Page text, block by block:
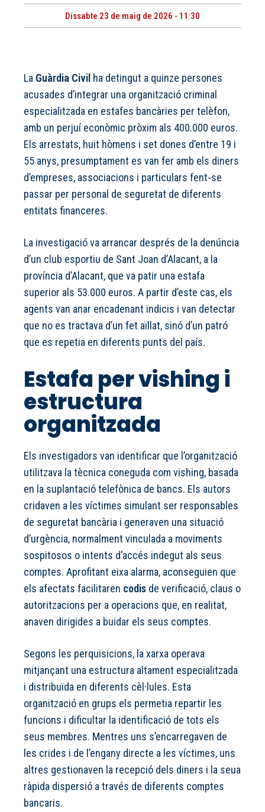
Dissabte 23 de maig de 2026 - 11:30
La Guàrdia Civil ha detingut a quinze persones
acusades d’integrar una organització criminal
especialitzada en estafes bancàries per telèfon,
amb un perjuí econòmic pròxim als 400.000 euros.
Els arrestats, huit hòmens i set dones d’entre 19 i
55 anys, presumptament es van fer amb els diners
d’empreses, associacions i particulars fent-se
passar per personal de seguretat de diferents
entitats financeres.
La investigació va arrancar després de la denúncia
d’un club esportiu de Sant Joan d’Alacant, a la
província d’Alacant, que va patir una estafa
superior als 53.000 euros. A partir d’este cas, els
agents van anar encadenant indicis i van detectar
que no es tractava d’un fet aïllat, sinó d’un patró
que es repetia en diferents punts del país.
Estafa per vishing i
estructura
organitzada
Els investigadors van identificar que l’organització
utilitzava la tècnica coneguda com vishing, basada
en la suplantació telefònica de bancs. Els autors
cridaven a les víctimes simulant ser responsables
de seguretat bancària i generaven una situació
d’urgència, normalment vinculada a moviments
sospitosos o intents d’accés indegut als seus
comptes. Aprofitant eixa alarma, aconseguien que
els afectats facilitaren codis de verificació, claus o
autoritzacions per a operacions que, en realitat,
anaven dirigides a buidar els seus comptes.
Segons les perquisicions, la xarxa operava
mitjançant una estructura altament especialitzada
i distribuïda en diferents cèl·lules. Esta
organització en grups els permetia repartir les
funcions i dificultar la identificació de tots els
seus membres. Mentres uns s’encarregaven de
les crides i de l’engany directe a les víctimes, uns
altres gestionaven la recepció dels diners i la seua
ràpida dispersió a través de diferents comptes
bancaris.